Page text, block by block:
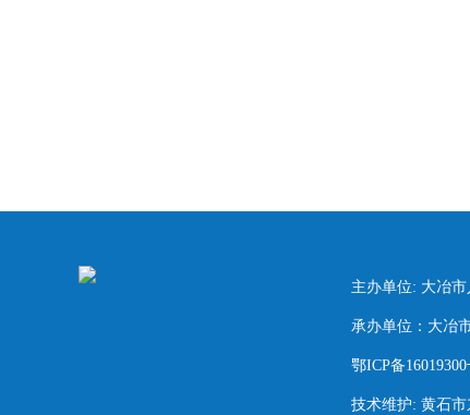
主办单位: 大冶
承办单位：大冶
鄂ICP备
技术维护: 黄石市